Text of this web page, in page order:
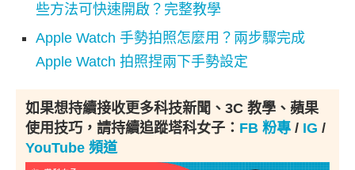
些方法可快速開啟？完整教學
Apple Watch 手勢拍照怎麼用？兩步驟完成
Apple Watch 拍照捏兩下手勢設定
如果想持續接收更多科技新聞、3C 教學、蘋果
使用技巧，請持續追蹤塔科女子： FB 粉專 / IG /
YouTube 頻道